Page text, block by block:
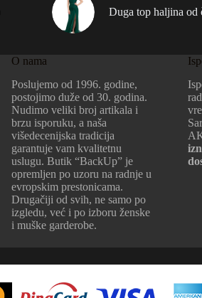
Duga top haljina od
O nama
Poslujemo od 1996. godine,
postojimo duže od 30. godina.
Nudimo veliki broj artikala i
brzu isporuku, a naša
višedecenijska tradicija
garantuje vam kvalitetnu
uslugu. Butik “BackUp” je
opremljen po uzoru na radnje u
evropskim prestonicama.
Drugačiji od svih, ne samo po
izgledu, već i po izboru ženske
i muške garderobe.